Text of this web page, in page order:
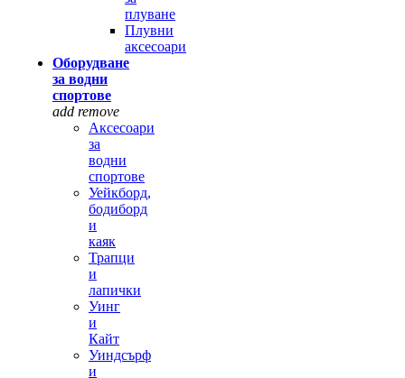
плуване
Плувни
аксесоари
Оборудване
за водни
спортове
add remove
Аксесоари
за
водни
спортове
Уейкборд,
бодиборд
и
каяк
Трапци
и
лапички
Уинг
и
Кайт
Уиндсърф
и